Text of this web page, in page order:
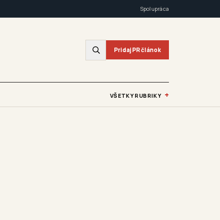
Spolupráca
Pridaj PR článok
VŠETKY RUBRIKY +